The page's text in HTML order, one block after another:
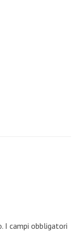
I campi obbligatori